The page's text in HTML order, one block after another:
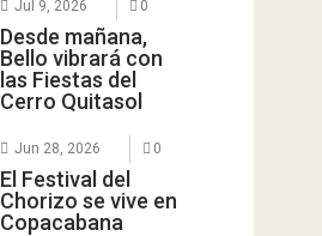
Jul 9, 2026 0
Desde mañana,
Bello vibrará con
las Fiestas del
Cerro Quitasol
Jun 28, 2026 0
El Festival del
Chorizo se vive en
Copacabana